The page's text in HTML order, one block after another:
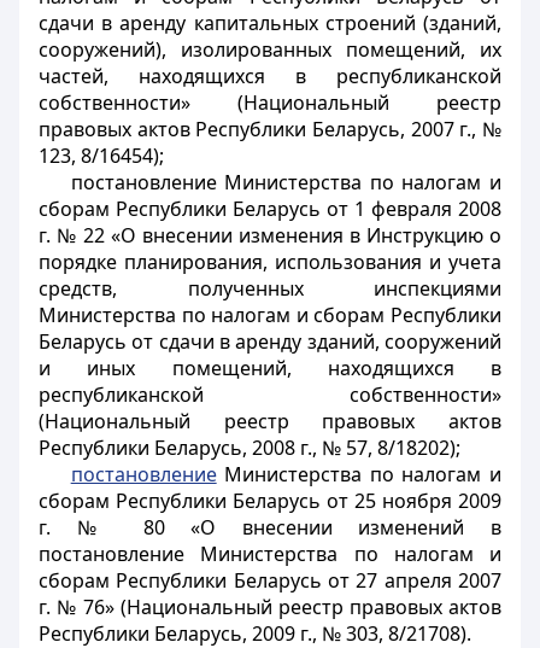
сдачи в аренду капитальных строений (зданий,
сооружений), изолированных помещений, их
частей, находящихся в республиканской
собственности» (Национальный реестр
правовых актов Республики Беларусь, 2007 г., №
123, 8/16454);
постановление Министерства по налогам и
сборам Республики Беларусь от 1 февраля 2008
г. № 22 «О внесении изменения в Инструкцию о
порядке планирования, использования и учета
средств, полученных инспекциями
Министерства по налогам и сборам Республики
Беларусь от сдачи в аренду зданий, сооружений
и иных помещений, находящихся в
республиканской собственности»
(Национальный реестр правовых актов
Республики Беларусь, 2008 г., № 57, 8/18202);
постановлениеМинистерства по налогам и
сборам Республики Беларусь от 25 ноября 2009
г. № 80 «О внесении изменений в
постановление Министерства по налогам и
сборам Республики Беларусь от 27 апреля 2007
г. № 76» (Национальный реестр правовых актов
Республики Беларусь, 2009 г., № 303, 8/21708).